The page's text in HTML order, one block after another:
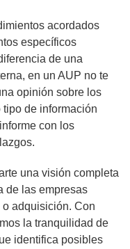
acordados
específicos
de una
en un AUP no te
opinión sobre los
de información
con los
una visión completa
de las empresas
adquisición. Con
la tranquilidad de
identifica posibles